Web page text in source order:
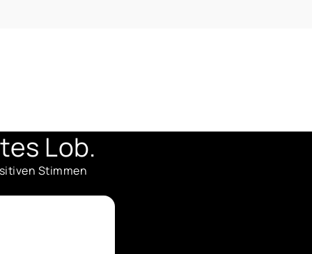
Lob.
Stimmen